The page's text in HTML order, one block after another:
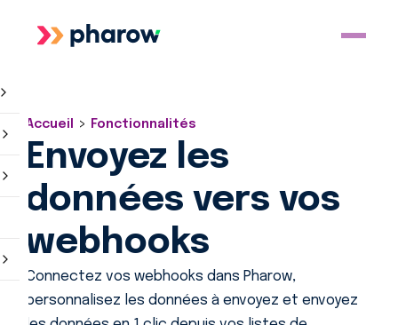
Accueil > Fonctionnalités
Envoyez les
données vers vos
webhooks
Connectez vos webhooks dans Pharow,
personnalisez les données à envoyez et envoyez